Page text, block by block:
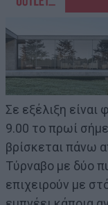
Σε εξέλιξη
9.00 το πρωί
βρίσκεται πάνω
Τύρναβο με δύο
επιχειρούν με